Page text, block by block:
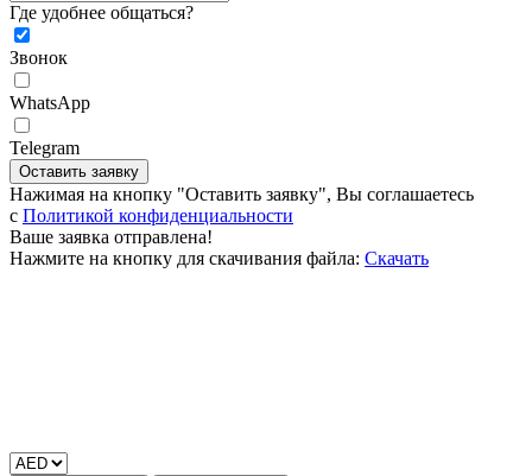
Где удобнее общаться?
Звонок
WhatsApp
Telegram
Оставить заявку
Нажимая на кнопку "Оставить заявку", Вы соглашаетесь
c Политикой конфиденциальности
Ваше заявка отправлена!
Нажмите на кнопку для скачивания файла: Скачать